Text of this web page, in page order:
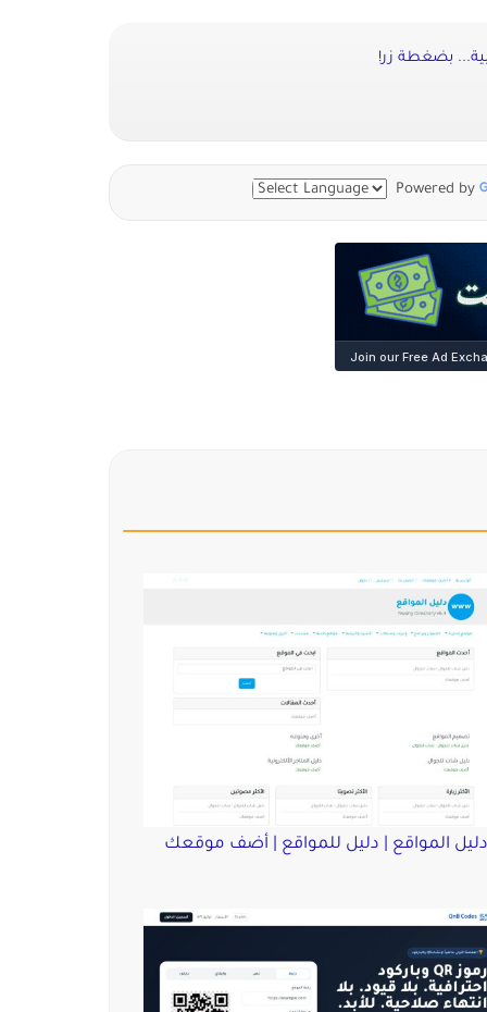
بضغطة زر!
Powered by
دليل المواقع | دليل للمواقع | أضف موقعك